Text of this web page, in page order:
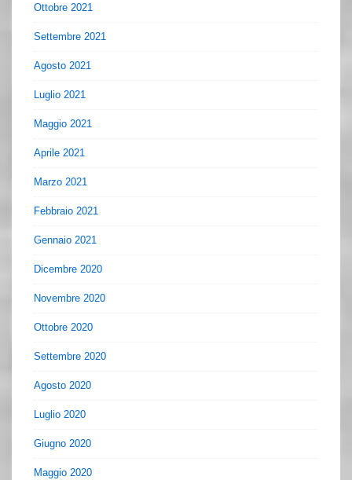
Ottobre 2021
Settembre 2021
Agosto 2021
Luglio 2021
Maggio 2021
Aprile 2021
Marzo 2021
Febbraio 2021
Gennaio 2021
Dicembre 2020
Novembre 2020
Ottobre 2020
Settembre 2020
Agosto 2020
Luglio 2020
Giugno 2020
Maggio 2020